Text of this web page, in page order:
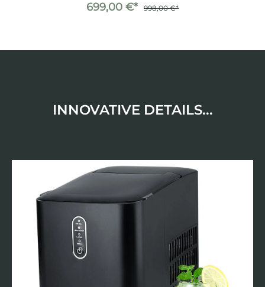
699,00 €* 998,00 €*
INNOVATIVE DETAILS...